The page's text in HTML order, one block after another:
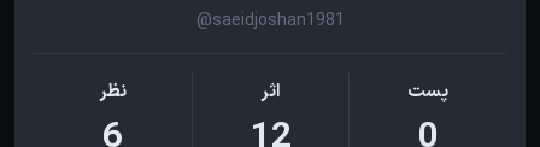
@saeidjoshan1981
پست اثر نظر